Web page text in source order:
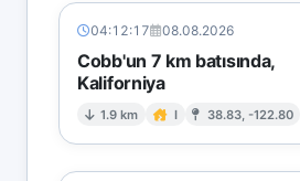
04:12:17 08.08.2026
Cobb'un 7 km batısında,
Kaliforniya
1.9 km I 38.83, -122.80